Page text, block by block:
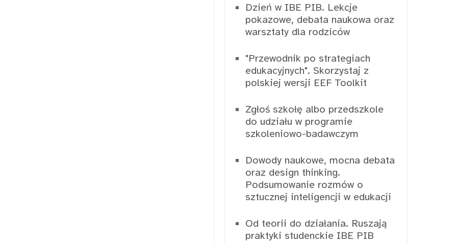
Dzień w IBE PIB. Lekcje
pokazowe, debata naukowa oraz
warsztaty dla rodziców
"Przewodnik po strategiach
edukacyjnych". Skorzystaj z
polskiej wersji EEF Toolkit
Zgłoś szkołę albo przedszkole
do udziału w programie
szkoleniowo-badawczym
Dowody naukowe, mocna debata
oraz design thinking.
Podsumowanie rozmów o
sztucznej inteligencji w edukacji
Od teorii do działania. Ruszają
praktyki studenckie IBE PIB